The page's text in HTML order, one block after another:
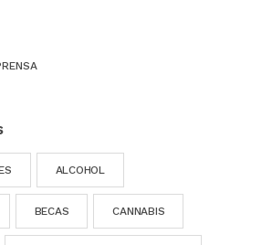
ALCOHOL
BECAS CANNABIS